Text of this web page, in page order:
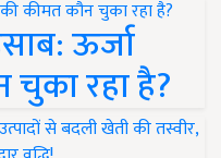
ऊर्जा
चुका रहा है?